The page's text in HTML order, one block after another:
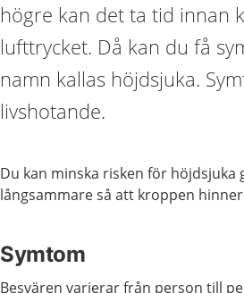
högre kan det ta tid innan
lufttrycket. Då kan du få
namn kallas höjdsjuka.
livshotande.
Du kan minska risken för
långsammare så att kroppen
Symtom
Besvären varierar från person till